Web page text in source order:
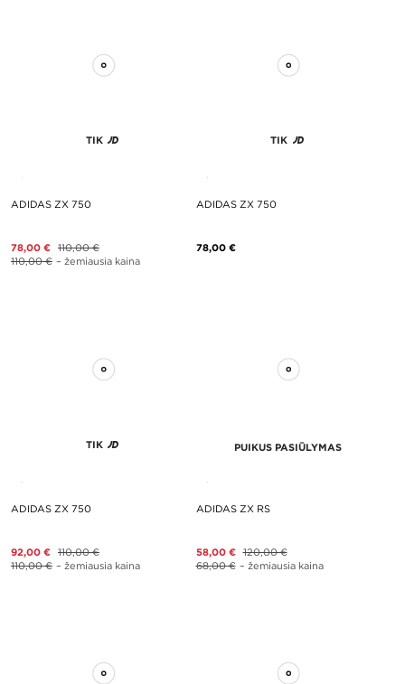
TIK
ADIDAS ZX 750
78,00 € 110,00 €
110,00 € – žemiausia kaina
TIK
ADIDAS ZX 750
78,00 €
TIK
ADIDAS ZX 750
92,00 € 110,00 €
110,00 € – žemiausia kaina
PUIKUS PASIŪLYMAS
ADIDAS ZX RS
58,00 € 120,00 €
68,00 € – žemiausia kaina